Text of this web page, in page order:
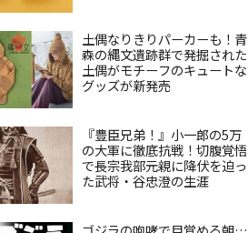
土偶なりきりパーカーも！青
森の縄文遺跡群で発掘された
土偶がモチーフのキュートな
グッズが新発売
『豊臣兄弟！』小一郎の5万
の大軍に徹底抗戦！切腹覚悟
で長宗我部元親に降伏を迫っ
た武将・谷忠澄の生涯